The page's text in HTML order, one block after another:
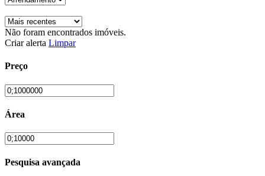
Não foram encontrados imóveis.
Criar alerta Limpar
Preço
Área
Pesquisa avançada